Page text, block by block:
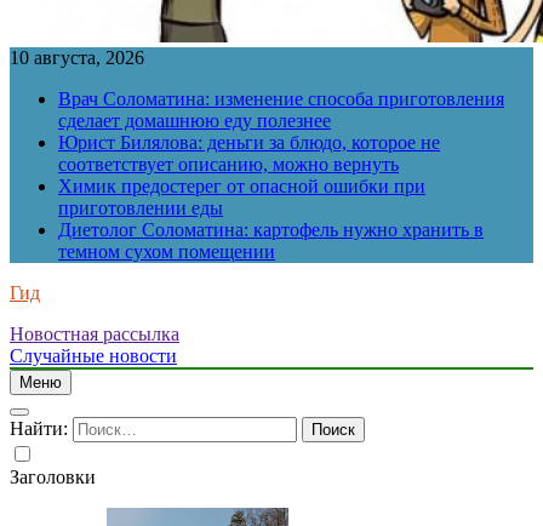
10 августа, 2026
Врач Соломатина: изменение способа приготовления
сделает домашнюю еду полезнее
Юрист Билялова: деньги за блюдо, которое не
соответствует описанию, можно вернуть
Химик предостерег от опасной ошибки при
приготовлении еды
Диетолог Соломатина: картофель нужно хранить в
темном сухом помещении
Гид
Новостная рассылка
Случайные новости
Меню
Найти:
Заголовки